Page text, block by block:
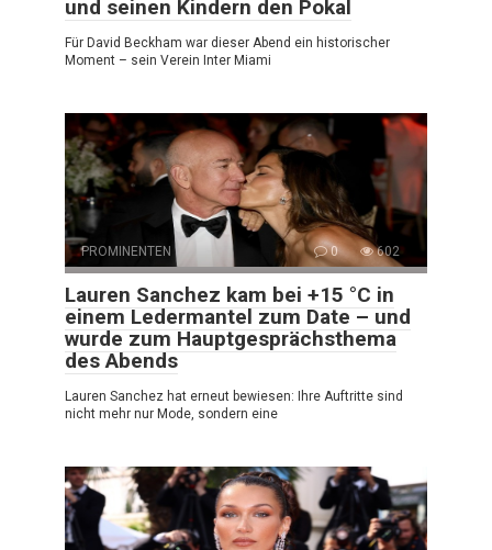
und seinen Kindern den Pokal
Für David Beckham war dieser Abend ein historischer
Moment – sein Verein Inter Miami
PROMINENTEN 0 602
Lauren Sanchez kam bei +15 °C in
einem Ledermantel zum Date – und
wurde zum Hauptgesprächsthema
des Abends
Lauren Sanchez hat erneut bewiesen: Ihre Auftritte sind
nicht mehr nur Mode, sondern eine